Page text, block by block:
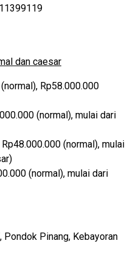
dan caesar
Rp58.000.000
(normal), mulai dari
(normal), mulai
(normal), mulai dari
Pondok Pinang, Kebayoran